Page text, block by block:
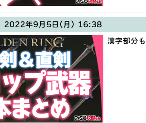
2022年9月5日(月) 16:38
漢字部分